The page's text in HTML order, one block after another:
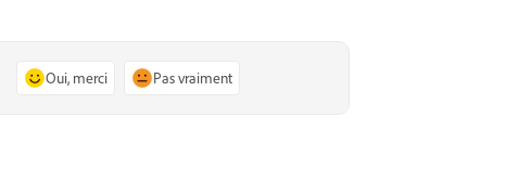
Oui, merci Pas vraiment